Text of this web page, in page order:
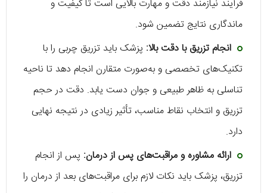
فرآیند نیازمند دقت و مهارت بالایی است تا کیفیت و
ماندگاری نتایج تضمین شود.
انجام تزریق با دقت بالا: پزشک باید تزریق چربی را با
تکنیک‌های تخصصی و به‌صورت متقارن انجام دهد تا ناحیه
تناسلی به ظاهر طبیعی و جوان دست یابد. دقت در حجم
تزریق و انتخاب نقاط مناسب، تأثیر زیادی در نتیجه نهایی
دارد.
ارائه مشاوره و مراقبت‌های پس از درمان: پس از انجام
تزریق، پزشک باید نکات لازم برای مراقبت‌های بعد از درمان را